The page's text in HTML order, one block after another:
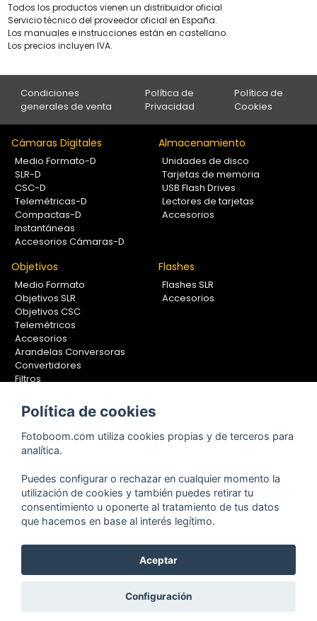
Todos los productos vienen un distribuidor oficial
Servicio técnico del proveedor oficial en España.
Los manuales e instrucciones están en castellano.
Los precios incluyen IVA.
Condiciones
generales de venta
Política de
Privacidad
Política de
Cookies
Cámaras Digitales
Medio Formato-D
SLR-D
CSC-D
Telemétricas-D
Compactas-D
Instantáneas
Accesorios Cámaras-D
Almacenamiento
Unidades de disco
Tarjetas de memoria
USB Flash Drives
Lectores de tarjetas
Accesorios
Objetivos
Medio Formato
Objetivos SLR
Objetivos CSC
Telemétricos
Accesorios
Arandelas Conversoras
Convertidores
Filtros
Calibradores
Flashes
Flashes SLR
Accesorios
Soportes Fotografía
Monopiés
Trípodes
Kit Completos
Accesorios
Copyright © 2001-2024, Fotoboom, Fotonet, S.L. CIF. B-83430587
C/ San Romualdo Nº26 - 28037 Madrid - España
304 28 94. Cualquier comentario o sugerencia nos la puedes
Política de cookies
Fotoboom.com utiliza cookies propias y de terceros para
analítica.
Puedes configurar o rechazar en cualquier momento la
utilización de cookies y también puedes retirar tu
consentimiento u oponerte al tratamiento de tus datos
que hacemos en base al interés legítimo.
Aceptar
Configuración